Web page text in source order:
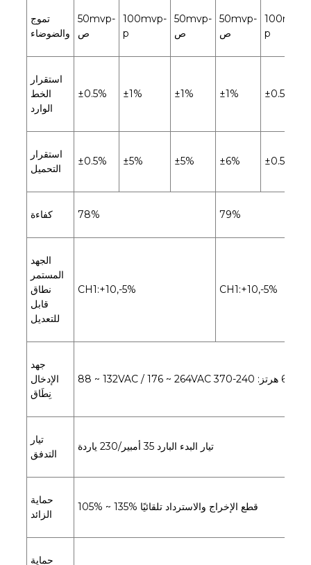
تموج
والضوضاء
50mvp-
ص
100mvp-
p
50mvp-
ص
50mvp-
ص
100mvp-
p
استقرار
الخط
الوارد
±0.5% ±1% ±1% ±1% ±0.5%
استقرار
التحميل
±0.5% ±5% ±5% ±6% ±0.5%
كفاءة 78% 79%
الجهد
المستمر
نطاق
قابل
للتعديل
CH1:+10,-5% CH1:+10,-5%
جهد
الإدخال
نِطَاق
تيار
التدفق
تيار البدء البارد 35 أمبير/230 ياردة
حماية
الزائد
105% ~ 135% قطع الإخراج والاسترداد تلقائيًا
حماية